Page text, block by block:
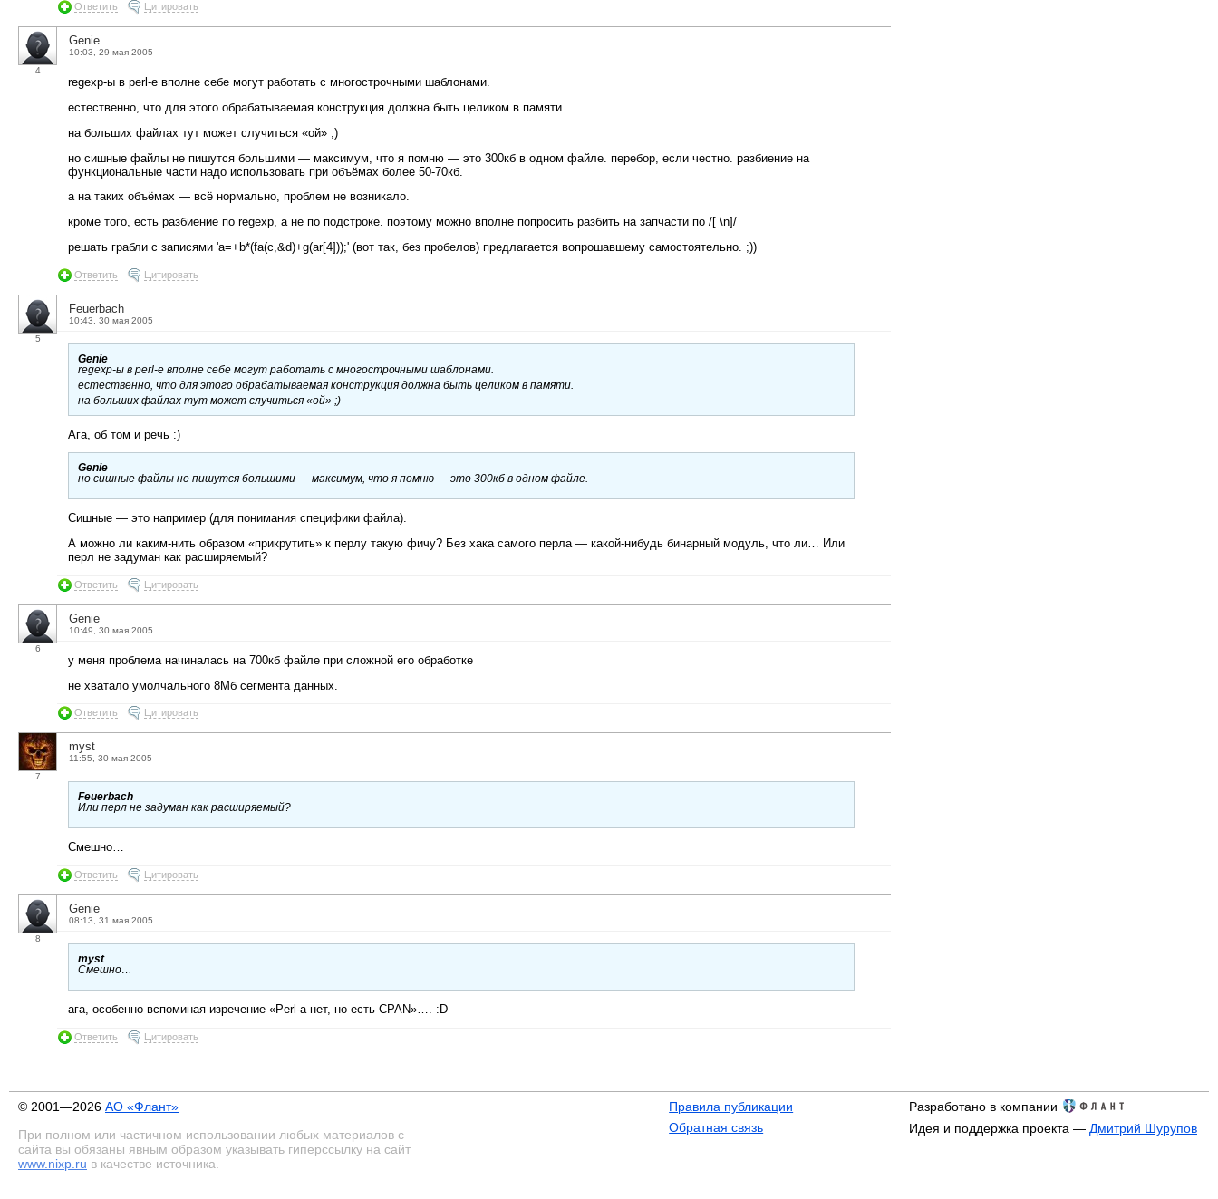
Ответить Цитировать
4
Genie
10:03, 29 мая 2005
regexp-ы в perl-е вполне себе могут работать с многострочными шаблонами.
естественно, что для этого обрабатываемая конструкция должна быть целиком в памяти.
на больших файлах тут может случиться «ой» ;)
но сишные файлы не пишутся большими — максимум, что я помню — это 300кб в одном файле. перебор, если честно. разбиение на
функциональные части надо использовать при объёмах более 50-70кб.
а на таких объёмах — всё нормально, проблем не возникало.
кроме того, есть разбиение по regexp, а не по подстроке. поэтому можно вполне попросить разбить на запчасти по /[ \n]/
решать грабли с записями 'a=+b*(fa(c,&d)+g(ar[4]));' (вот так, без пробелов) предлагается вопрошавшему самостоятельно. ;))
Ответить Цитировать
5
Feuerbach
10:43, 30 мая 2005
Genie
regexp-ы в perl-е вполне себе могут работать с многострочными шаблонами.
естественно, что для этого обрабатываемая конструкция должна быть целиком в памяти.
на больших файлах тут может случиться «ой» ;)
Ага, об том и речь :)
Genie
но сишные файлы не пишутся большими — максимум, что я помню — это 300кб в одном файле.
Сишные — это например (для понимания специфики файла).
А можно ли каким-нить образом «прикрутить» к перлу такую фичу? Без хака самого перла — какой-нибудь бинарный модуль, что ли… Или
перл не задуман как расширяемый?
Ответить Цитировать
6
Genie
10:49, 30 мая 2005
у меня проблема начиналась на 700кб файле при сложной его обработке
не хватало умолчального 8Мб сегмента данных.
Ответить Цитировать
7
myst
11:55, 30 мая 2005
Feuerbach
Или перл не задуман как расширяемый?
Смешно…
Ответить Цитировать
8
Genie
08:13, 31 мая 2005
myst
Смешно…
ага, особенно вспоминая изречение «Perl-а нет, но есть CPAN»…. :D
Ответить Цитировать
© 2001—2026 АО «Флант»
При полном или частичном использовании любых материалов с
сайта вы обязаны явным образом указывать гиперссылку на сайт
www.nixp.ru в качестве источника.
Правила публикации
Обратная связь
Разработано в компании
Идея и поддержка проекта — Дмитрий Шурупов